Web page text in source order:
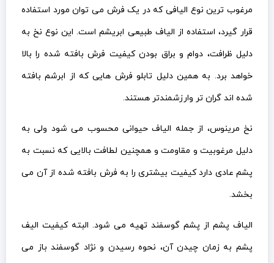
مرغوب ترین نوع الیافی که در یک فرش می توان مورد استفاده
قرار گیرد، استفاده از الیاف طبیعی ابریشم است. این نوع نخ به
دلیل ظرافت، دوام و براق بودن کیفیت فرش بافته شده را بالا
خواهد برد. به همین دلیل تابلو فرش هایی که از ابرشم بافته
شده اند گران تر وارزشمندتر هستند.
نخ مرینوس، از جمله الیاف حیوانی محسوب می شود ولی به
دلیل مرغوبیت و مقاومت و همچنین لطافت بالایی که نسبت به
پشم عادی دارد کیفیت بیشتری را به فرش بافته شده از آن می
بخشد.
الیاف پشم از پشم گوسفند تهیه می شود. البته کیفیت الیف
پشم به زمان چیدن آن، نحوه رسیدن و نژاد گوسفند باز می